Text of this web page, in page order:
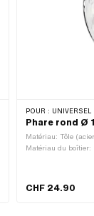
POUR : UNIVERSEL
Phare rond Ø
Matériau: Tôle
Matériau du boîtier:
BA15d · Hauteur:
CHF 24.90